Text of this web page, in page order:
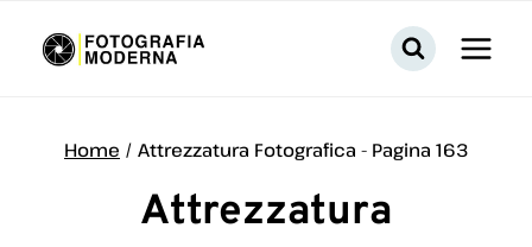
Home / Attrezzatura Fotografica - Pagina 163
Attrezzatura